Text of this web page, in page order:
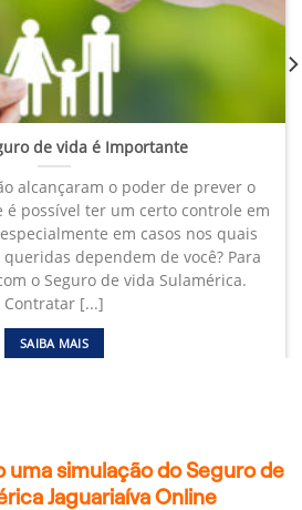
de vida é Importante
alcançaram o poder de prever o
possível ter um certo controle em
em casos nos quais
dependem de você? Para
o Seguro de vida Sulamérica.
Contratar [...]
SAIBA MAIS
uma simulação do Seguro de
Jaguariaíva Online